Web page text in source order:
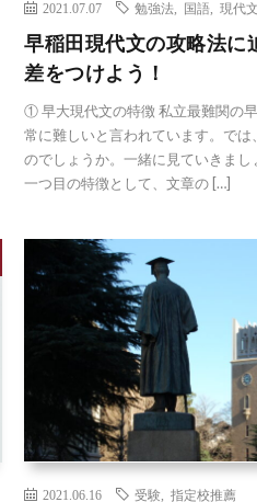
2021.07.07 勉強法 国語 ,現代文
早稲田現代文の攻略法に
差をつけよう！
① 早大現代文の特徴 私立最難関の
常に難しいと言われています。で
のでしょうか。一緒に見ていきま
一つ目の特徴として、文章の […]
2021.06.16 受験 ,指定校推薦